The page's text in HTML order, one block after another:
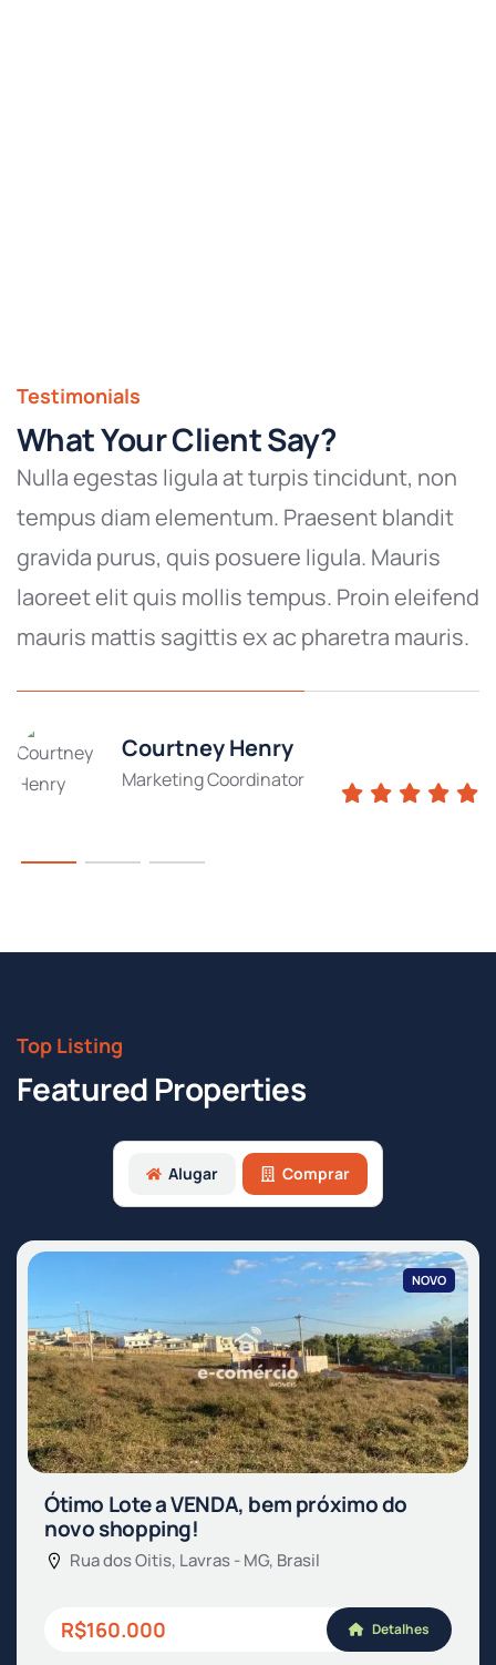
Testimonials
What Your Client Say?
Nulla egestas ligula at turpis tincidunt, non
tempus diam elementum. Praesent blandit
gravida purus, quis posuere ligula. Mauris
laoreet elit quis mollis tempus. Proin eleifend
mauris mattis sagittis ex ac pharetra mauris.
Courtney Henry
Marketing Coordinator
Top Listing
Featured Properties
Alugar Comprar
NOVO
Ótimo Lote a VENDA, bem próximo do
novo shopping!
Rua dos Oitis, Lavras - MG, Brasil
R$160.000 Detalhes